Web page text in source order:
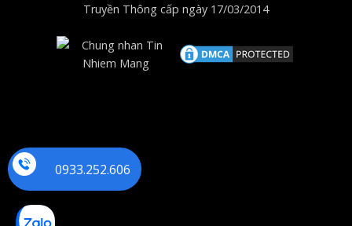
0933.252.606
Truyền Thông cấp ngày 17/03/2014